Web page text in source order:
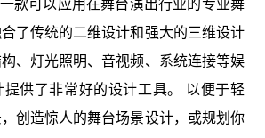
款可以应用在舞台演出行业的专业舞
了传统的二维设计和强大的三维设计
、灯光照明、音视频、系统连接等娱
提供了非常好的设计工具。 以便于轻
创造惊人的舞台场景设计，或规划你